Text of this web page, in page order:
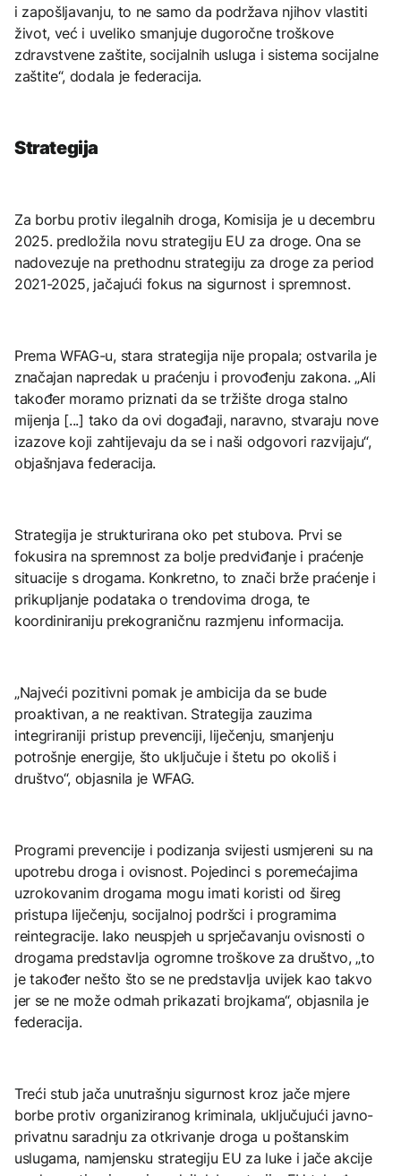
i zapošljavanju, to ne samo da podržava njihov vlastiti
život, već i uveliko smanjuje dugoročne troškove
zdravstvene zaštite, socijalnih usluga i sistema socijalne
zaštite“, dodala je federacija.
Strategija
Za borbu protiv ilegalnih droga, Komisija je u decembru
2025. predložila novu strategiju EU za droge. Ona se
nadovezuje na prethodnu strategiju za droge za period
2021-2025, jačajući fokus na sigurnost i spremnost.
Prema WFAG-u, stara strategija nije propala; ostvarila je
značajan napredak u praćenju i provođenju zakona. „Ali
također moramo priznati da se tržište droga stalno
mijenja [...] tako da ovi događaji, naravno, stvaraju nove
izazove koji zahtijevaju da se i naši odgovori razvijaju“,
objašnjava federacija.
Strategija je strukturirana oko pet stubova. Prvi se
fokusira na spremnost za bolje predviđanje i praćenje
situacije s drogama. Konkretno, to znači brže praćenje i
prikupljanje podataka o trendovima droga, te
koordiniraniju prekograničnu razmjenu informacija.
„Najveći pozitivni pomak je ambicija da se bude
proaktivan, a ne reaktivan. Strategija zauzima
integriraniji pristup prevenciji, liječenju, smanjenju
potrošnje energije, što uključuje i štetu po okoliš i
društvo“, objasnila je WFAG.
Programi prevencije i podizanja svijesti usmjereni su na
upotrebu droga i ovisnost. Pojedinci s poremećajima
uzrokovanim drogama mogu imati koristi od šireg
pristupa liječenju, socijalnoj podršci i programima
reintegracije. Iako neuspjeh u sprječavanju ovisnosti o
drogama predstavlja ogromne troškove za društvo, „to
je također nešto što se ne predstavlja uvijek kao takvo
jer se ne može odmah prikazati brojkama“, objasnila je
federacija.
Treći stub jača unutrašnju sigurnost kroz jače mjere
borbe protiv organiziranog kriminala, uključujući javno-
privatnu saradnju za otkrivanje droga u poštanskim
uslugama, namjensku strategiju EU za luke i jače akcije